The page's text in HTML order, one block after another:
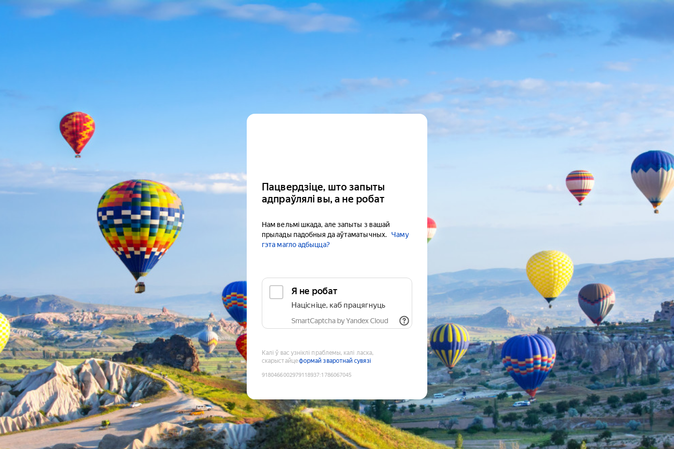
Пацвердзіце, што запыты
адпраўлялі вы, а не робат
Нам вельмі шкада, але запыты з вашай
прылады падобныя да аўтаматычных.
Чаму
гэта магло адбыцца?
Я не робат
Націсніце, каб працягнуць
SmartCaptcha by Yandex Cloud
Калі ў вас узніклі праблемы, калі ласка,
скарыстайцеформай зваротнай сувязі
9180466002979118937:1786067045